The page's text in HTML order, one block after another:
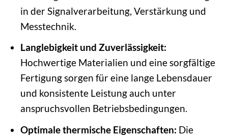
in der Signalverarbeitung, Verstärkung und
Messtechnik.
Langlebigkeit und Zuverlässigkeit:
Hochwertige Materialien und eine sorgfältige
Fertigung sorgen für eine lange Lebensdauer
und konsistente Leistung auch unter
anspruchsvollen Betriebsbedingungen.
Optimale thermische Eigenschaften: Die